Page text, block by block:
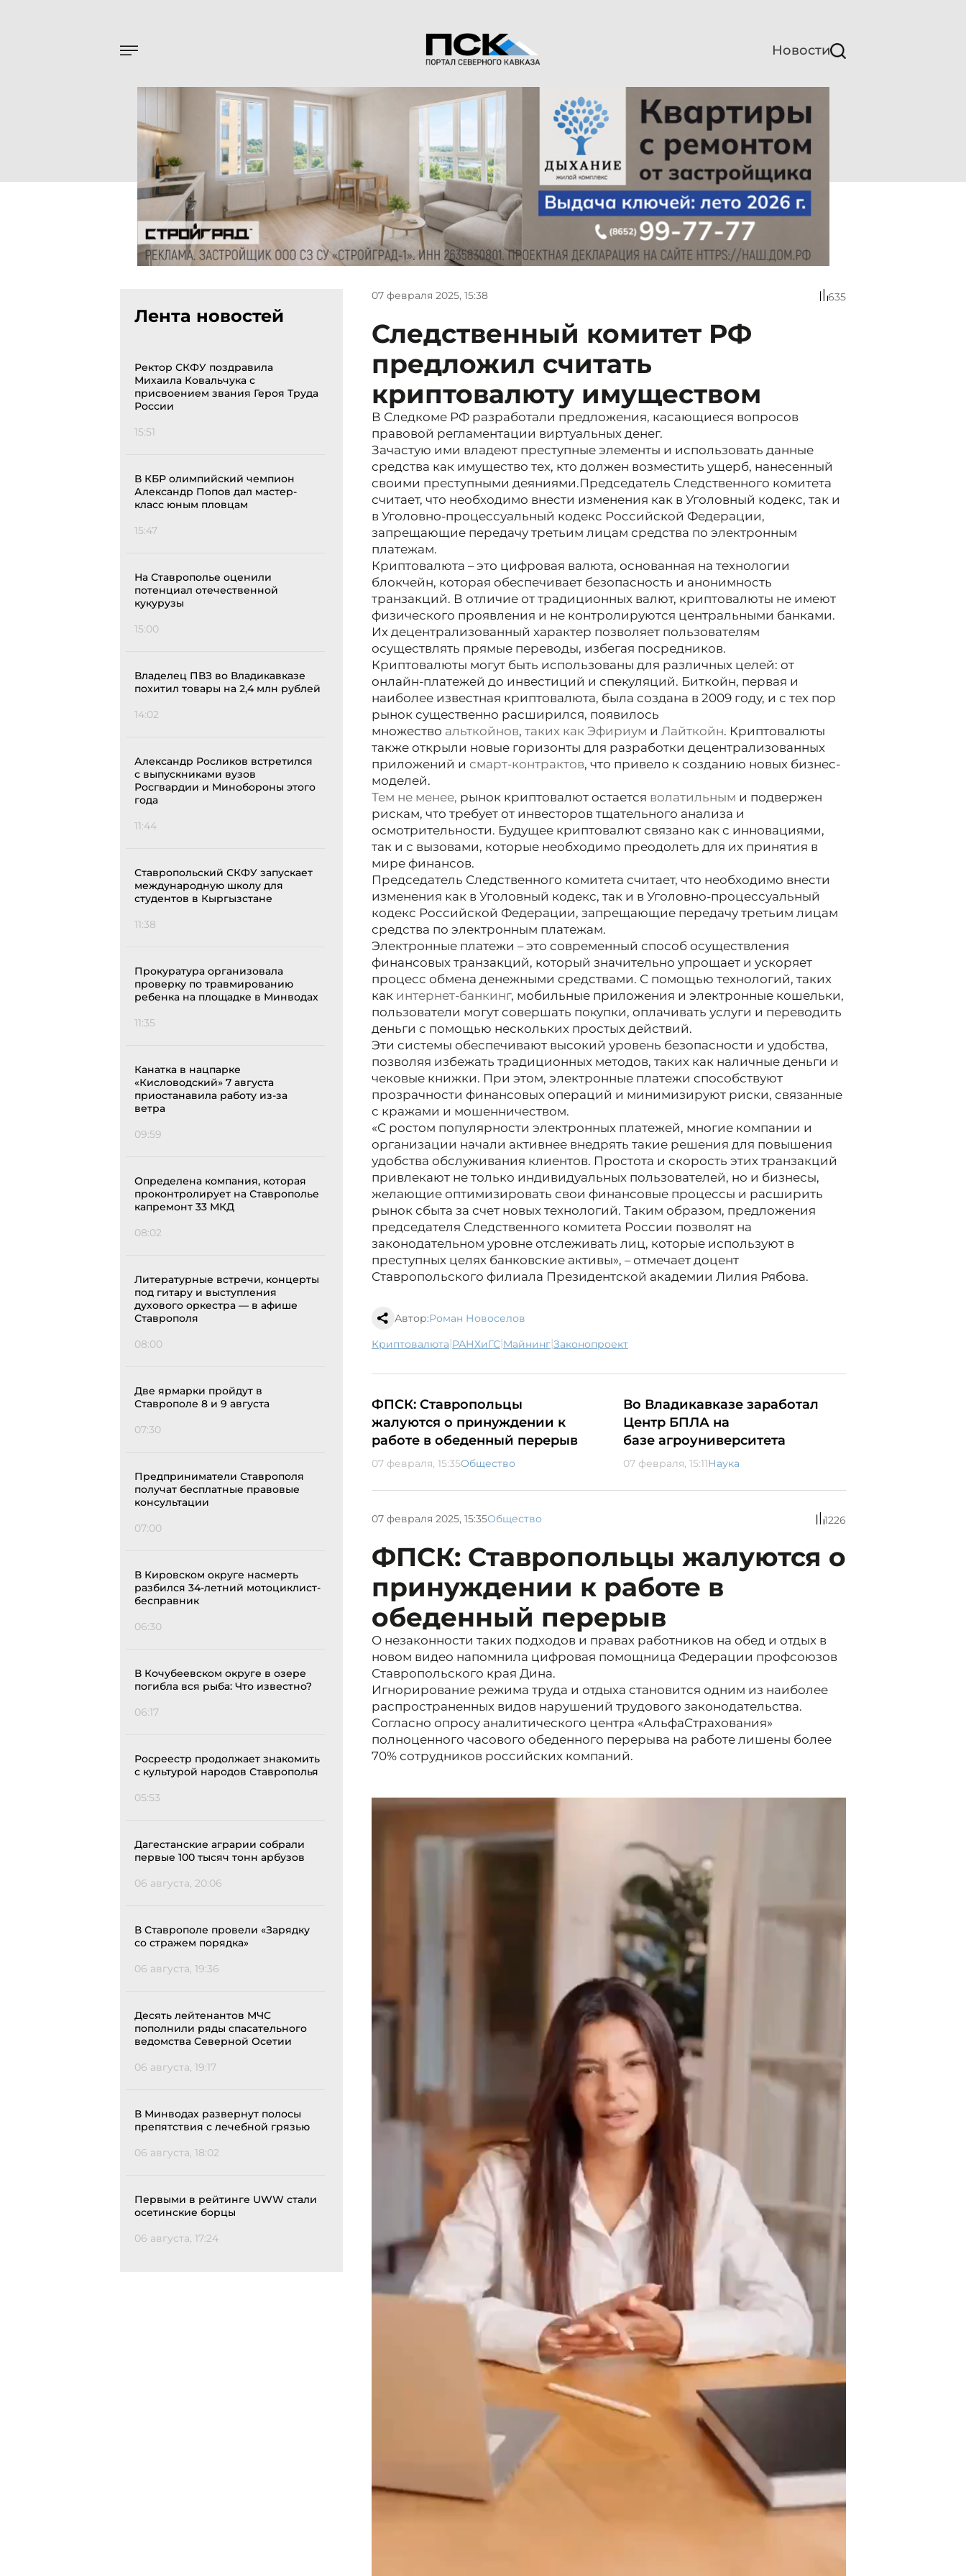
Новости
Лента новостей
Ректор СКФУ поздравила
Михаила Ковальчука с
присвоением звания Героя Труда
России
15:51
В КБР олимпийский чемпион
Александр Попов дал мастер-
класс юным пловцам
15:47
На Ставрополье оценили
потенциал отечественной
кукурузы
15:00
Владелец ПВЗ во Владикавказе
похитил товары на 2,4 млн рублей
14:02
Александр Росликов встретился
с выпускниками вузов
Росгвардии и Минобороны этого
года
11:44
Ставропольский СКФУ запускает
международную школу для
студентов в Кыргызстане
11:38
Прокуратура организовала
проверку по травмированию
ребенка на площадке в Минводах
11:35
Канатка в нацпарке
«Кисловодский» 7 августа
приостанавила работу из-за
ветра
09:59
Определена компания, которая
проконтролирует на Ставрополье
капремонт 33 МКД
08:02
Литературные встречи, концерты
под гитару и выступления
духового оркестра — в афише
Ставрополя
08:00
Две ярмарки пройдут в
Ставрополе 8 и 9 августа
07:30
Предприниматели Ставрополя
получат бесплатные правовые
консультации
07:00
В Кировском округе насмерть
разбился 34-летний мотоциклист-
бесправник
06:30
В Кочубеевском округе в озере
погибла вся рыба: Что известно?
06:17
Росреестр продолжает знакомить
с культурой народов Ставрополья
05:53
Дагестанские аграрии собрали
первые 100 тысяч тонн арбузов
06 августа, 20:06
В Ставрополе провели «Зарядку
со стражем порядка»
06 августа, 19:36
Десять лейтенантов МЧС
пополнили ряды спасательного
ведомства Северной Осетии
06 августа, 19:17
В Минводах развернут полосы
препятствия с лечебной грязью
06 августа, 18:02
Первыми в рейтинге UWW стали
осетинские борцы
06 августа, 17:24
07 февраля 2025, 15:38 635
Следственный комитет РФ
предложил считать
криптовалюту имуществом
В Следкоме РФ разработали предложения, касающиеся вопросов
правовой регламентации виртуальных денег.
Зачастую ими владеют преступные элементы и использовать данные
средства как имущество тех, кто должен возместить ущерб, нанесенный
своими преступными деяниями.Председатель Следственного комитета
считает, что необходимо внести изменения как в Уголовный кодекс, так и
в Уголовно-процессуальный кодекс Российской Федерации,
запрещающие передачу третьим лицам средства по электронным
платежам.
Криптовалюта – это цифровая валюта, основанная на технологии
блокчейн, которая обеспечивает безопасность и анонимность
транзакций. В отличие от традиционных валют, криптовалюты не имеют
физического проявления и не контролируются центральными банками.
Их децентрализованный характер позволяет пользователям
осуществлять прямые переводы, избегая посредников.
Криптовалюты могут быть использованы для различных целей: от
онлайн-платежей до инвестиций и спекуляций. Биткойн, первая и
наиболее известная криптовалюта, была создана в 2009 году, и с тех пор
рынок существенно расширился, появилось
множество альткойнов, таких как Эфириум и Лайткойн. Криптовалюты
также открыли новые горизонты для разработки децентрализованных
приложений и смарт-контрактов, что привело к созданию новых бизнес-
моделей.
Тем не менее, рынок криптовалют остается волатильным и подвержен
рискам, что требует от инвесторов тщательного анализа и
осмотрительности. Будущее криптовалют связано как с инновациями,
так и с вызовами, которые необходимо преодолеть для их принятия в
мире финансов.
Председатель Следственного комитета считает, что необходимо внести
изменения как в Уголовный кодекс, так и в Уголовно-процессуальный
кодекс Российской Федерации, запрещающие передачу третьим лицам
средства по электронным платежам.
Электронные платежи – это современный способ осуществления
финансовых транзакций, который значительно упрощает и ускоряет
процесс обмена денежными средствами. С помощью технологий, таких
как интернет-банкинг, мобильные приложения и электронные кошельки,
пользователи могут совершать покупки, оплачивать услуги и переводить
деньги с помощью нескольких простых действий.
Эти системы обеспечивают высокий уровень безопасности и удобства,
позволяя избежать традиционных методов, таких как наличные деньги и
чековые книжки. При этом, электронные платежи способствуют
прозрачности финансовых операций и минимизируют риски, связанные
с кражами и мошенничеством.
«С ростом популярности электронных платежей, многие компании и
организации начали активнее внедрять такие решения для повышения
удобства обслуживания клиентов. Простота и скорость этих транзакций
привлекают не только индивидуальных пользователей, но и бизнесы,
желающие оптимизировать свои финансовые процессы и расширить
рынок сбыта за счет новых технологий. Таким образом, предложения
председателя Следственного комитета России позволят на
законодательном уровне отслеживать лиц, которые используют в
преступных целях банковские активы», – отмечает доцент
Ставропольского филиала Президентской академии Лилия Рябова.
Автор:Роман Новоселов
криптовалюта| РАНХиГС| майнинг| законопроект
ФПСК: Ставропольцы
жалуются о принуждении к
работе в обеденный перерыв
07 февраля, 15:35Общество
Во Владикавказе заработал
Центр БПЛА на
базе агроуниверситета
07 февраля, 15:11Наука
07 февраля 2025, 15:35Общество 1226
ФПСК: Ставропольцы жалуются о
принуждении к работе в
обеденный перерыв
О незаконности таких подходов и правах работников на обед и отдых в
новом видео напомнила цифровая помощница Федерации профсоюзов
Ставропольского края Дина.
Игнорирование режима труда и отдыха становится одним из наиболее
распространенных видов нарушений трудового законодательства.
Согласно опросу аналитического центра «АльфаСтрахования»
полноценного часового обеденного перерыва на работе лишены более
70% сотрудников российских компаний.